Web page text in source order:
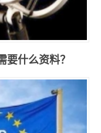
什么资料？